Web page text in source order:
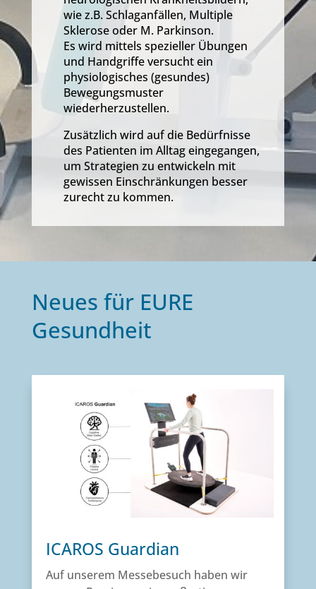
wie z.B. Schlaganfällen, Multiple
Sklerose oder M. Parkinson.
Es wird mittels spezieller Übungen
und Handgriffe versucht ein
physiologisches (gesundes)
Bewegungsmuster
wiederherzustellen.
Zusätzlich wird auf die Bedürfnisse
des Patienten im Alltag eingegangen,
um Strategien zu entwickeln mit
gewissen Einschränkungen besser
zurecht zu kommen.
Neues für EURE
Gesundheit
ICAROS Guardian
Auf unserem Messebesuch haben wir